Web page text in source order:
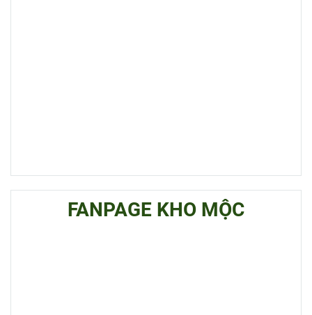
FANPAGE KHO MỘC